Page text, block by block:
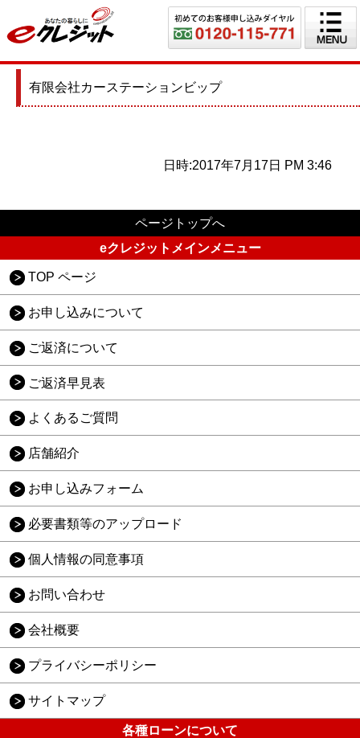
有限会社カーステーションビップ
日時:2017年7月17日 PM 3:46
ページトップへ
eクレジットメインメニュー
TOP ページ
お申し込みについて
ご返済について
ご返済早見表
よくあるご質問
店舗紹介
お申し込みフォーム
必要書類等のアップロード
個人情報の同意事項
お問い合わせ
会社概要
プライバシーポリシー
サイトマップ
各種ローンについて